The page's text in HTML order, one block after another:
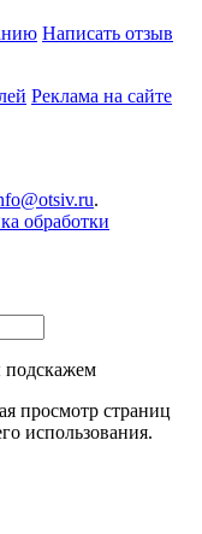
Написать отзыв
Реклама на сайте
.
обработки
подскажем
просмотр страниц
использования.